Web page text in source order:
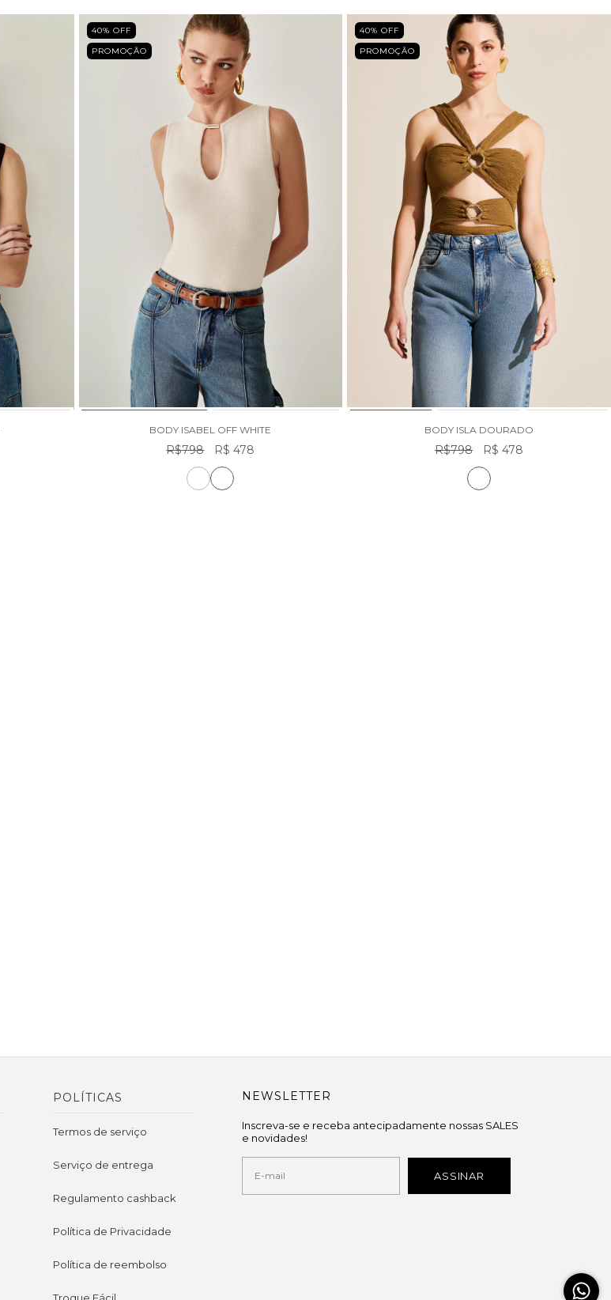
40% OFF
PROMOÇÃO
BODY ISABEL OFF WHITE
R$798 R$ 478
40% OFF
PROMOÇÃO
BODY ISLA DOURADO
R$798 R$ 478
POLÍTICAS
Termos de serviço
Serviço de entrega
Regulamento cashback
Política de Privacidade
Política de reembolso
NEWSLETTER
Inscreva-se e receba antecipadamente nossas SALES
e novidades!